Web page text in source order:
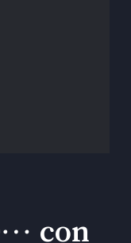
con